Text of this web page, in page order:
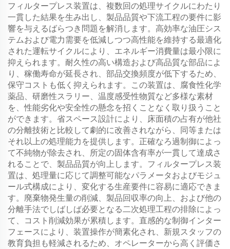
フィルタープレス装置は、複数回の処理サイクルにわたり
一貫した結果を生み出し、製品品質や下流工程の要件に影
響を与えるばらつき問題を解消します。高効率な油圧シス
テムおよび電力需要を低減しつつ高性能を維持する最適化
された運転サイクルにより、エネルギー消費量は最小限に
抑えられます。耐久性の高い構造および高品質な部品によ
り、稼働寿命が延長され、部品交換頻度が低下するため、
保守コストも低く抑えられます。この装置は、腐食性化学
薬品、研磨性スラリー、温度感受性物質など多様な素材
を、性能劣化や安全性の懸念を招くことなく取り扱うこと
ができます。省スペース設計により、床面積の占有が他社
の分離技術と比較して劇的に改善されながら、同等または
それ以上の処理能力を提供します。正確なろ過制御によっ
て不純物が除去され、所定の固体含有率が一貫して達成さ
れることで、製品品質が向上します。フィルタープレス装
置は、処理量に応じて調整可能なパラメータおよびモジュ
ール式構成により、変化する生産要件に容易に適応できま
す。廃棄物発生量の削減、製品回収率の向上、および他の
分離手法でしばしば必要となる二次処理工程の排除によっ
て、コスト削減効果が累積します。直感的な制御インター
フェースにより、装置操作が簡素化され、新規スタッフの
教育負担も軽減されるため、オペレーターから高く評価さ